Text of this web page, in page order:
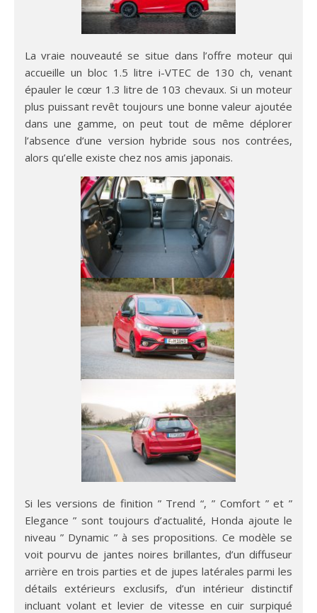
La vraie nouveauté se situe dans l’offre moteur qui
accueille un bloc 1.5 litre i-VTEC de 130 ch, venant
épauler le cœur 1.3 litre de 103 chevaux. Si un moteur
plus puissant revêt toujours une bonne valeur ajoutée
dans une gamme, on peut tout de même déplorer
l’absence d’une version hybride sous nos contrées,
alors qu’elle existe chez nos amis japonais.
Si les versions de finition ” Trend “, ” Comfort ” et ”
Elegance ” sont toujours d’actualité, Honda ajoute le
niveau ” Dynamic ” à ses propositions. Ce modèle se
voit pourvu de jantes noires brillantes, d’un diffuseur
arrière en trois parties et de jupes latérales parmi les
détails extérieurs exclusifs, d’un intérieur distinctif
incluant volant et levier de vitesse en cuir surpiqué